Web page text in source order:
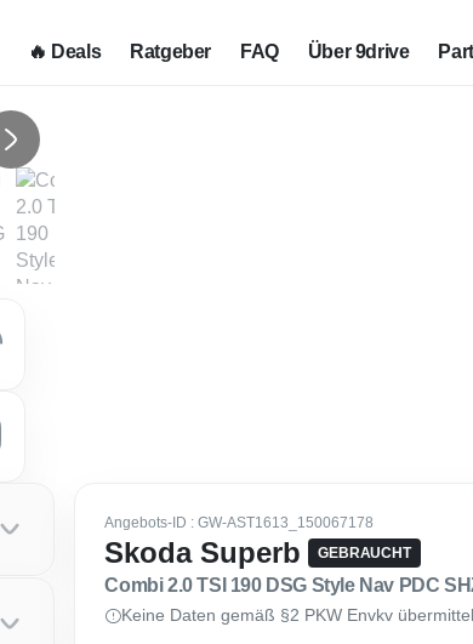
🔥 Deals Ratgeber FAQ Über 9drive
Next
Angebots-ID : GW-AST1613_150067178
Skoda Superb GEBRAUCHT
Combi 2.0 TSI 190 DSG Style Nav PDC
Keine Daten gemäß §2 PKW Envkv